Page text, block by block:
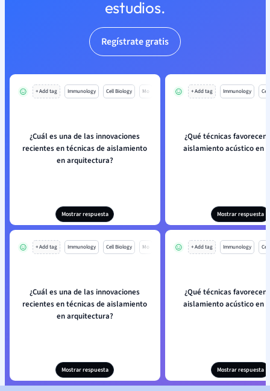
estudios.
Regístrate gratis
+ Add tag Immunology Cell Biology Mo
¿Cuál es una de las innovaciones
recientes en técnicas de aislamiento
en arquitectura?
Mostrar respuesta
+ Add tag Immunology
¿Qué técnicas favorecen
aislamiento acústico en
Mostrar respuesta
+ Add tag Immunology Cell Biology Mo
¿Cuál es una de las innovaciones
recientes en técnicas de aislamiento
en arquitectura?
Mostrar respuesta
+ Add tag Immunology
¿Qué técnicas favorecen
aislamiento acústico en
Mostrar respuesta